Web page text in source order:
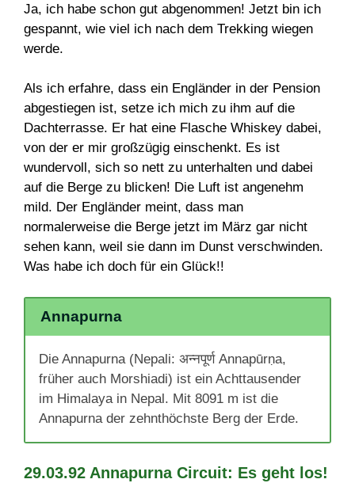
Ja, ich habe schon gut abgenommen! Jetzt bin ich
gespannt, wie viel ich nach dem Trekking wiegen
werde.
Als ich erfahre, dass ein Engländer in der Pension
abgestiegen ist, setze ich mich zu ihm auf die
Dachterrasse. Er hat eine Flasche Whiskey dabei,
von der er mir großzügig einschenkt. Es ist
wundervoll, sich so nett zu unterhalten und dabei
auf die Berge zu blicken! Die Luft ist angenehm
mild. Der Engländer meint, dass man
normalerweise die Berge jetzt im März gar nicht
sehen kann, weil sie dann im Dunst verschwinden.
Was habe ich doch für ein Glück!!
Annapurna
Die Annapurna (Nepali: अन्नपूर्ण Annapūrṇa,
früher auch Morshiadi) ist ein Achttausender
im Himalaya in Nepal. Mit 8091 m ist die
Annapurna der zehnthöchste Berg der Erde.
29.03.92 Annapurna Circuit: Es geht los!